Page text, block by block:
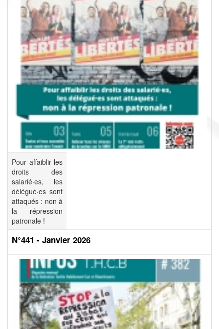
Pour affaiblir les
droits des
salarié·es, les
délégué·es sont
attaqués : non à
la répression
patronale !
N°441 - Janvier 2026